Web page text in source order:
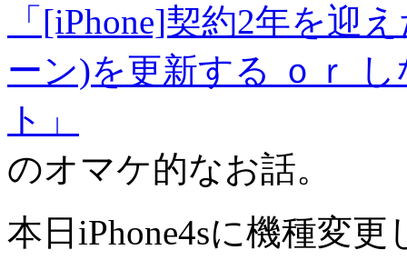
「[iPhone]契約2年を迎
ーン)を更新する ｏｒ
ト」
のオマケ的なお話。
本日iPhone4sに機種変